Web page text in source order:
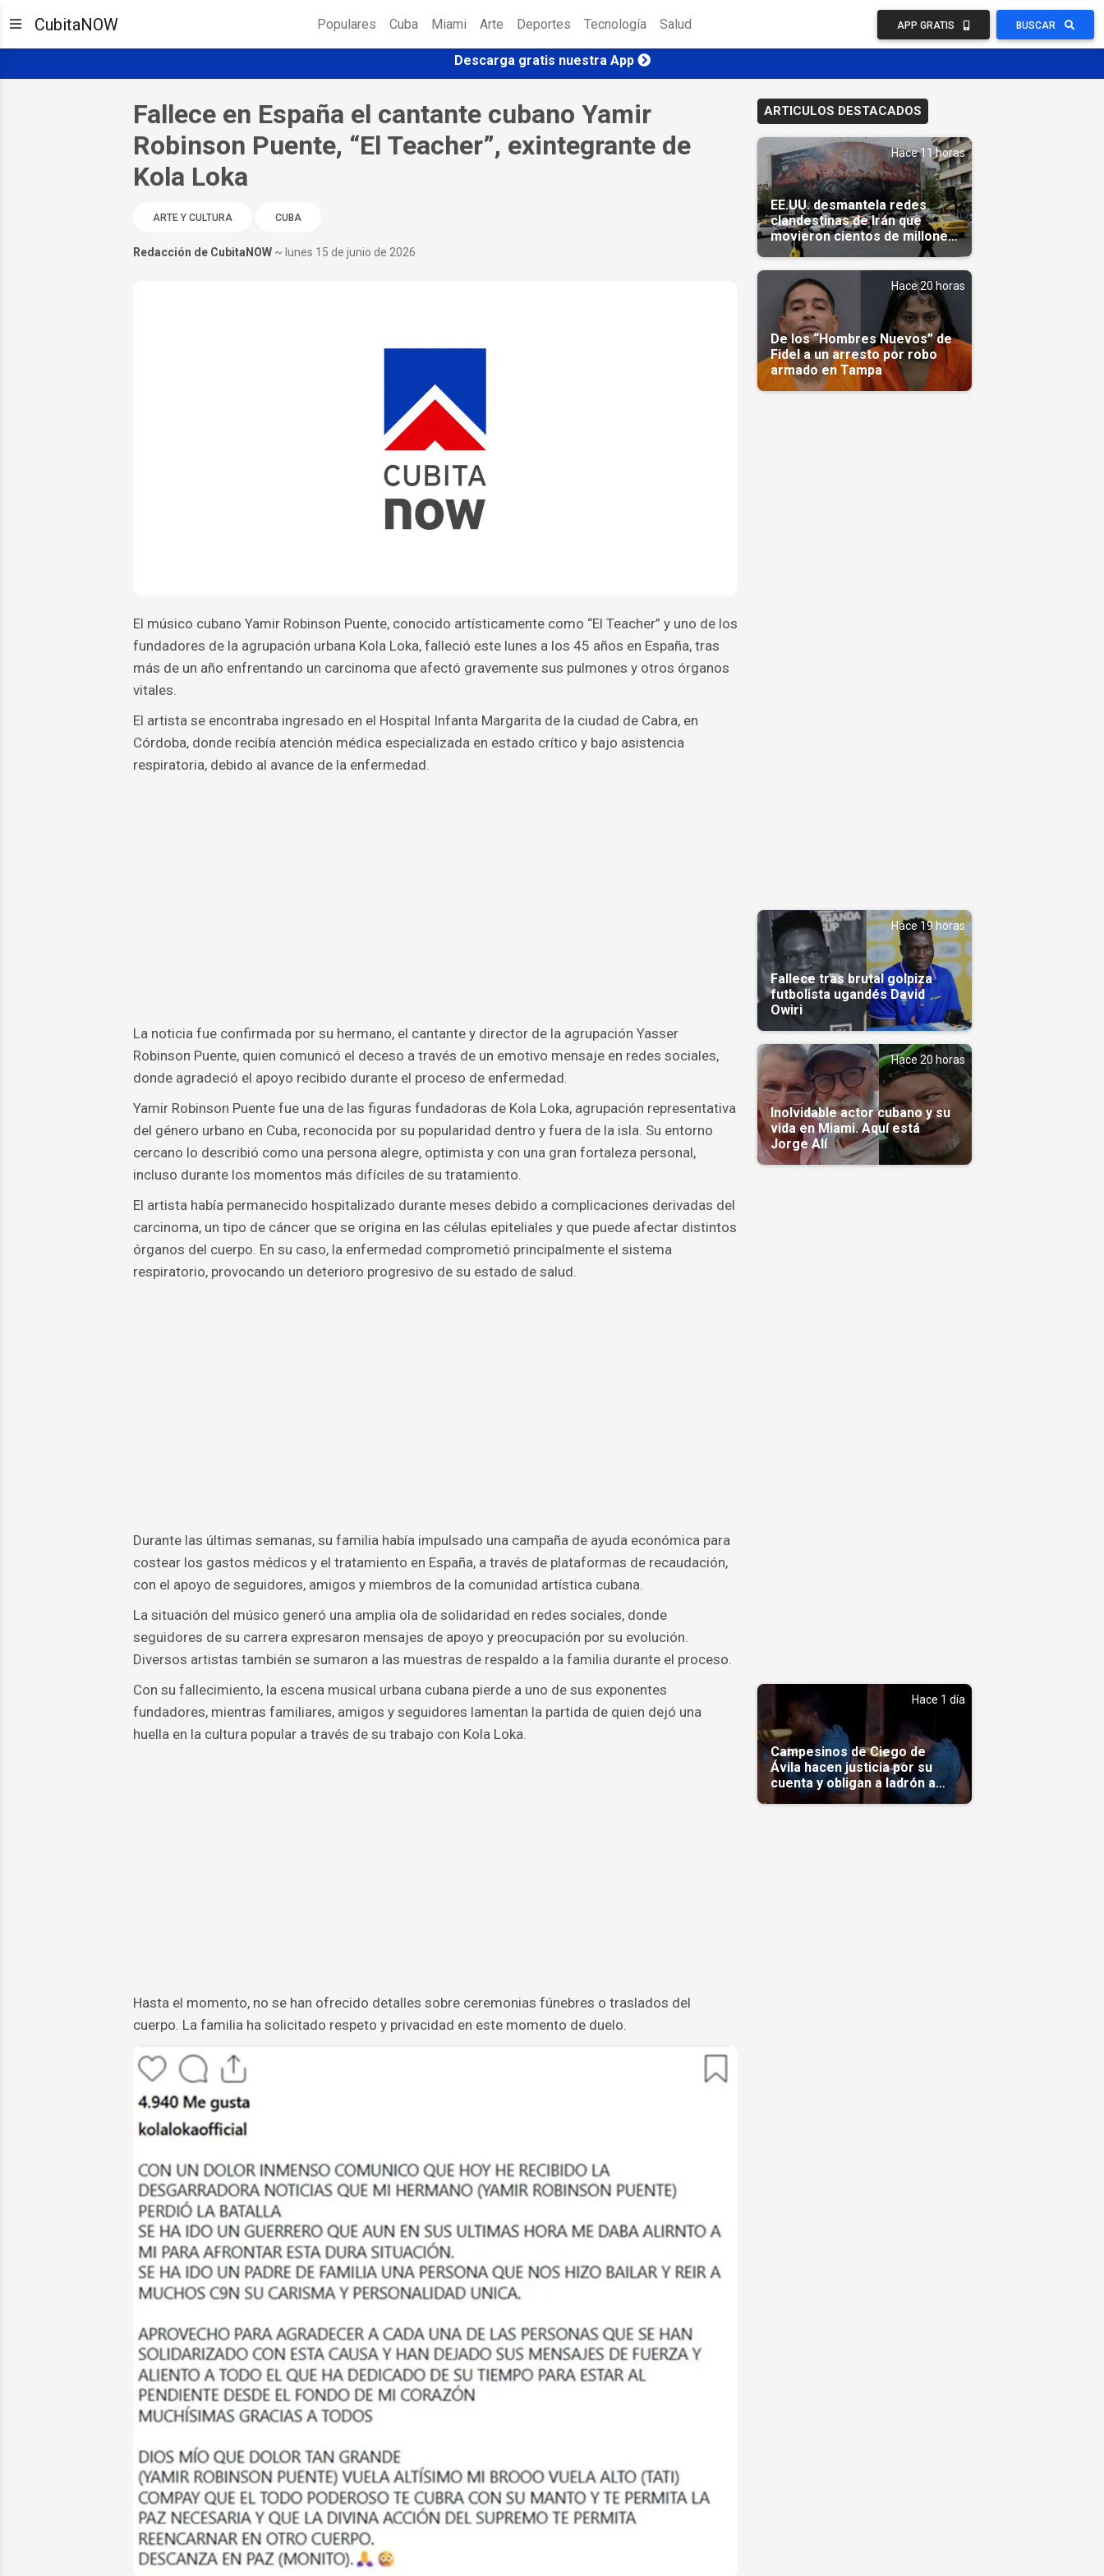
CubitaNOW Populares Cuba Miami Arte Deportes Tecnología Salud APP GRATIS BUSCAR
Descarga gratis nuestra App
Fallece en España el cantante cubano Yamir
Robinson Puente, “El Teacher”, exintegrante de
Kola Loka
ARTE Y CULTURA CUBA
Redacción de CubitaNOW ~ lunes 15 de junio de 2026
El músico cubano Yamir Robinson Puente, conocido artísticamente como “El Teacher” y uno de los
fundadores de la agrupación urbana Kola Loka, falleció este lunes a los 45 años en España, tras
más de un año enfrentando un carcinoma que afectó gravemente sus pulmones y otros órganos
vitales.
El artista se encontraba ingresado en el Hospital Infanta Margarita de la ciudad de Cabra, en
Córdoba, donde recibía atención médica especializada en estado crítico y bajo asistencia
respiratoria, debido al avance de la enfermedad.
La noticia fue confirmada por su hermano, el cantante y director de la agrupación Yasser
Robinson Puente, quien comunicó el deceso a través de un emotivo mensaje en redes sociales,
donde agradeció el apoyo recibido durante el proceso de enfermedad.
Yamir Robinson Puente fue una de las figuras fundadoras de Kola Loka, agrupación representativa
del género urbano en Cuba, reconocida por su popularidad dentro y fuera de la isla. Su entorno
cercano lo describió como una persona alegre, optimista y con una gran fortaleza personal,
incluso durante los momentos más difíciles de su tratamiento.
El artista había permanecido hospitalizado durante meses debido a complicaciones derivadas del
carcinoma, un tipo de cáncer que se origina en las células epiteliales y que puede afectar distintos
órganos del cuerpo. En su caso, la enfermedad comprometió principalmente el sistema
respiratorio, provocando un deterioro progresivo de su estado de salud.
Durante las últimas semanas, su familia había impulsado una campaña de ayuda económica para
costear los gastos médicos y el tratamiento en España, a través de plataformas de recaudación,
con el apoyo de seguidores, amigos y miembros de la comunidad artística cubana.
La situación del músico generó una amplia ola de solidaridad en redes sociales, donde
seguidores de su carrera expresaron mensajes de apoyo y preocupación por su evolución.
Diversos artistas también se sumaron a las muestras de respaldo a la familia durante el proceso.
Con su fallecimiento, la escena musical urbana cubana pierde a uno de sus exponentes
fundadores, mientras familiares, amigos y seguidores lamentan la partida de quien dejó una
huella en la cultura popular a través de su trabajo con Kola Loka.
Hasta el momento, no se han ofrecido detalles sobre ceremonias fúnebres o traslados del
cuerpo. La familia ha solicitado respeto y privacidad en este momento de duelo.
ARTICULOS DESTACADOS
Hace 11 horas
EE.UU. desmantela redes
clandestinas de Irán que
movieron cientos de millones
de dólares
Hace 20 horas
De los “Hombres Nuevos” de
Fidel a un arresto por robo
armado en Tampa
Hace 19 horas
Fallece tras brutal golpiza
futbolista ugandés David
Owiri
Hace 20 horas
Inolvidable actor cubano y su
vida en Miami. Aquí está
Jorge Alí
Hace 1 día
Campesinos de Ciego de
Ávila hacen justicia por su
cuenta y obligan a ladrón a
comerse el maíz robado